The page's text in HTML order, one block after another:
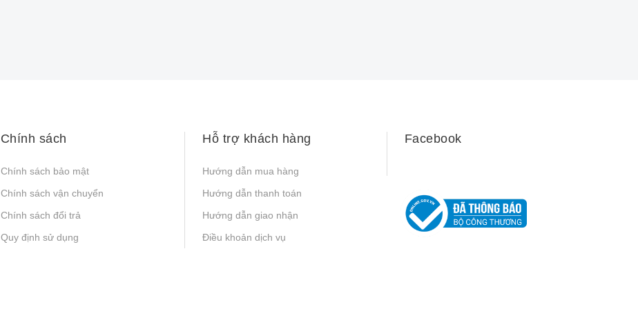
Chính sách
Chính sách bảo mật
Chính sách vận chuyển
Chính sách đổi trả
Quy định sử dụng
Hỗ trợ khách hàng
Hướng dẫn mua hàng
Hướng dẫn thanh toán
Hướng dẫn giao nhận
Điều khoản dịch vụ
Facebook